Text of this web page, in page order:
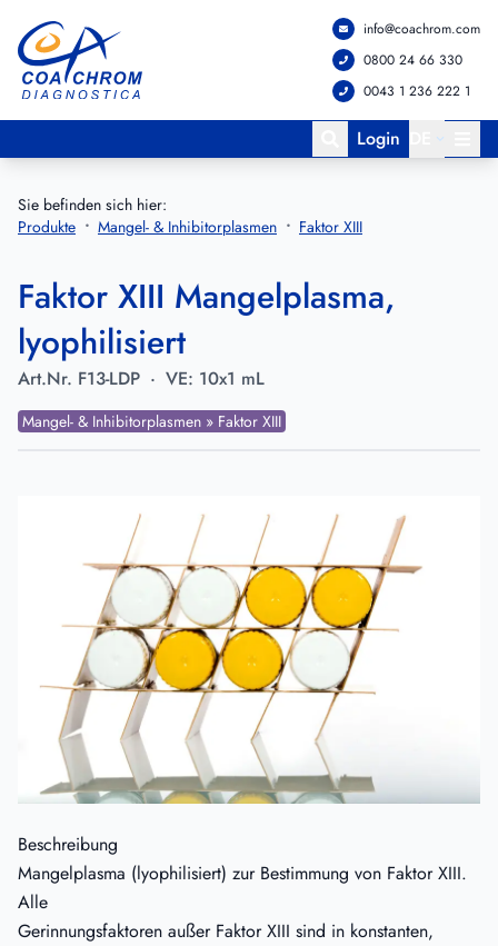
Zum Hauptmenü springen
Zum Hauptinhalt springen
info@coachrom.com
0800 24 66 330
0043 1 236 222 1
Login
Sie befinden sich hier:
Produkte
Mangel- & Inhibitorplasmen Faktor XIII
Faktor XIII Mangelplasma,
lyophilisiert
Art.Nr. F13-LDP · VE: 10x1 mL
Mangel- & Inhibitorplasmen » Faktor XIII
Beschreibung
Mangelplasma (lyophilisiert) zur Bestimmung von Faktor XIII.
Alle
Gerinnungsfaktoren außer Faktor XIII sind in konstanten,